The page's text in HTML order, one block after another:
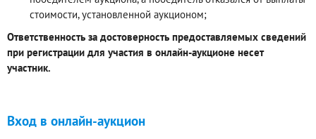
стоимости, установленной аукционом;
Ответственность за достоверность предоставляемых сведений
при регистрации для участия в онлайн-аукционе несет
участник.
Вход в онлайн-аукцион